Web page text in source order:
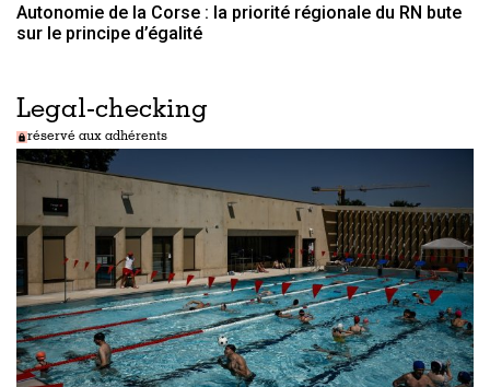
Autonomie de la Corse : la priorité régionale du RN bute
sur le principe d’égalité
Legal-checking
réservé aux adhérents